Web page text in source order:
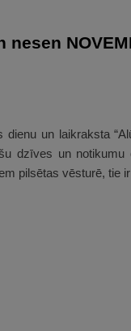
nesen
un laikraksta
dzīves un
pilsētas vēsturē,